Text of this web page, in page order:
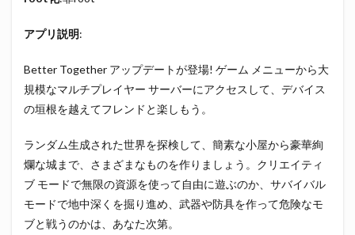
アプリ説明:
Better Together アップデートが登場! ゲーム メニューから大
規模なマルチプレイヤー サーバーにアクセスして、デバイス
の垣根を越えてフレンドと楽しもう。
ランダム生成された世界を探検して、簡素な小屋から豪華絢
爛な城まで、さまざまなものを作りましょう。クリエイティ
ブ モードで無限の資源を使って自由に遊ぶのか、サバイバル
モードで地中深くを掘り進め、武器や防具を作って危険なモ
ブと戦うのかは、あなた次第。